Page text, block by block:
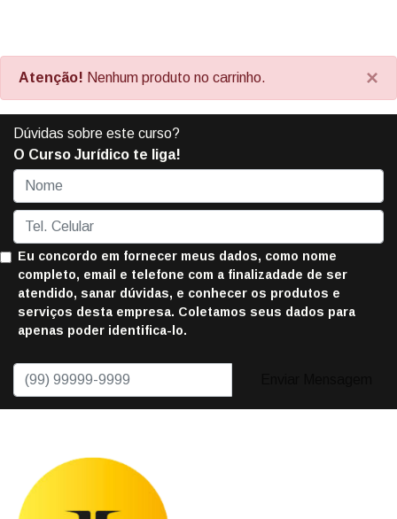
×
Atenção! Nenhum produto no carrinho.
Dúvidas sobre este curso?
O Curso Jurídico te liga!
Eu concordo em fornecer meus dados, como nome
completo, email e telefone com a finalizadade de ser
atendido, sanar dúvidas, e conhecer os produtos e
serviços desta empresa. Coletamos seus dados para
apenas poder identifica-lo.